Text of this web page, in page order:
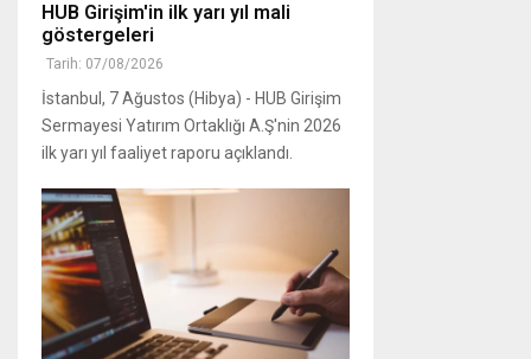
HUB Girişim'in ilk yarı yıl mali
göstergeleri
Tarih: 07/08/2026
İstanbul, 7 Ağustos (Hibya) - HUB Girişim
Sermayesi Yatırım Ortaklığı A.Ş'nin 2026
ilk yarı yıl faaliyet raporu açıklandı.